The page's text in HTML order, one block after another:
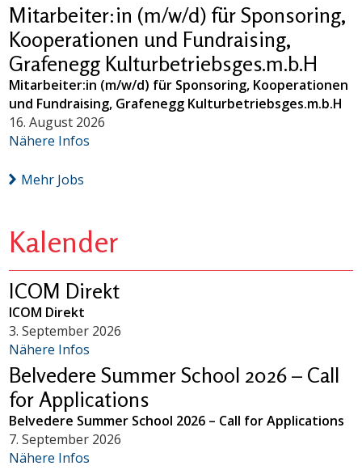
Mitarbeiter:in (m/w/d) für Sponsoring,
Kooperationen und Fundraising,
Grafenegg Kulturbetriebsges.m.b.H
Mitarbeiter:in (m/w/d) für Sponsoring, Kooperationen
und Fundraising, Grafenegg Kulturbetriebsges.m.b.H
16. August 2026
Nähere Infos
Mehr Jobs
Kalender
ICOM Direkt
ICOM Direkt
3. September 2026
Nähere Infos
Belvedere Summer School 2026 – Call
for Applications
Belvedere Summer School 2026 – Call for Applications
7. September 2026
Nähere Infos